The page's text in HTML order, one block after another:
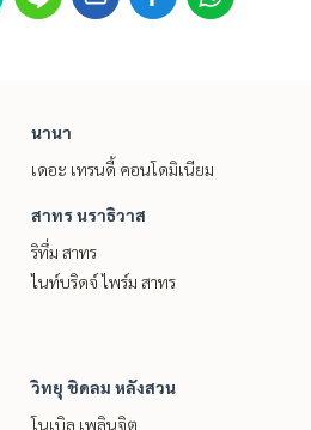
นานา
เดอะ เทรนดี้ คอนโดมิเนียม
สาทร นราธิวาส
ริทึ่ม สาทร
ไนท์บริดจ์ ไพร์ม สาทร
วิทยุ ชิดลม หลังสวน
โนเบิล เพลินจิต